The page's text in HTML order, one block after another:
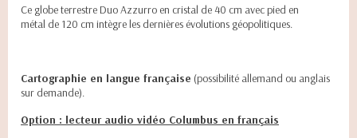
Ce globe terrestre Duo Azzurro en cristal de 40 cm avec pied en
métal de 120 cm intègre les dernières évolutions géopolitiques.
Cartographie en langue française (possibilité allemand ou anglais
sur demande).
Option : lecteur audio vidéo Columbus en français